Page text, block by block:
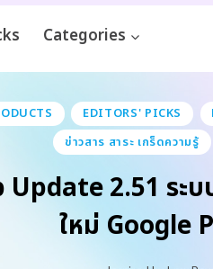
Categories
EDITORS' PICKS
ข่าวสาร สาระ เกร็ดความรู้
Update 2.51 ระ
ใหม่ Google